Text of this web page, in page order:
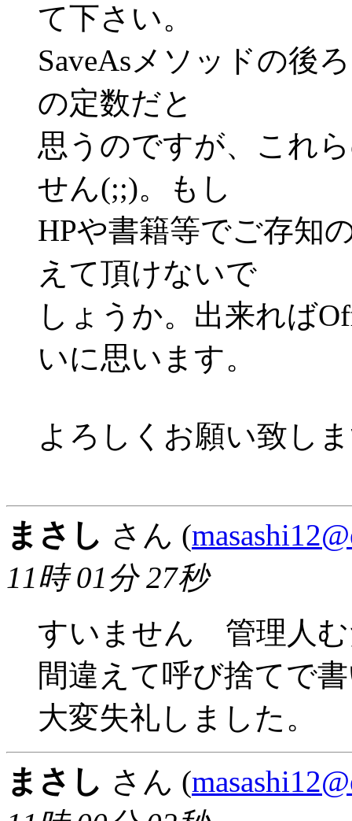
て下さい。
SaveAsメソッドの後
の定数だと
思うのですが、これ
せん(;;)。もし
HPや書籍等でご存知
えて頂けないで
しょうか。出来れば
いに思います。
よろしくお願い致し
まさし さん (
11時 01分 27秒
すいません 管理人
間違えて呼び捨てで
大変失礼しました。
まさし さん (